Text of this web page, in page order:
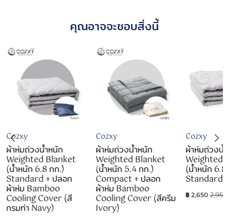
คุณอาจจะชอบสิ่งนี้
Cozxy
ผ้าห่มถ่วงน้ำหนัก
Weighted Blanket
(น้ำหนัก 6.8 กก.)
Standard + ปลอก
ผ้าห่ม Bamboo
Cooling Cover (สี
กรมท่า Navy)
Cozxy
ผ้าห่มถ่วงน้ำหนัก
Weighted Blanket
(น้ำหนัก 5.4 กก.)
Compact + ปลอก
ผ้าห่ม Bamboo
Cooling Cover (สีครีม
Ivory)
Cozxy
ผ้าห่มถ่วงน้
Weighted
(น้ำหนัก
Standard
฿ 2,650 2,950